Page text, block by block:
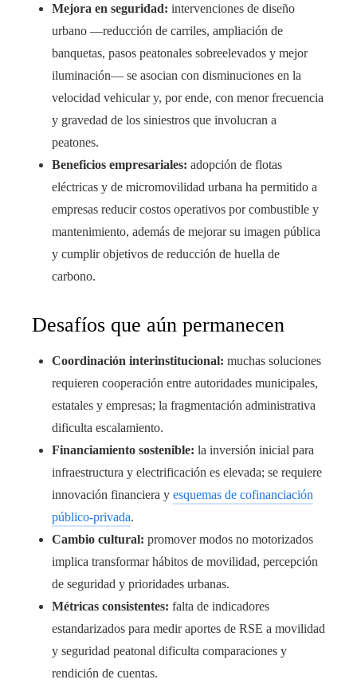
Mejora en seguridad: intervenciones de diseño
urbano —reducción de carriles, ampliación de
banquetas, pasos peatonales sobreelevados y mejor
iluminación— se asocian con disminuciones en la
velocidad vehicular y, por ende, con menor frecuencia
y gravedad de los siniestros que involucran a
peatones.
Beneficios empresariales: adopción de flotas
eléctricas y de micromovilidad urbana ha permitido a
empresas reducir costos operativos por combustible y
mantenimiento, además de mejorar su imagen pública
y cumplir objetivos de reducción de huella de
carbono.
Desafíos que aún permanecen
Coordinación interinstitucional: muchas soluciones
requieren cooperación entre autoridades municipales,
estatales y empresas; la fragmentación administrativa
dificulta escalamiento.
Financiamiento sostenible: la inversión inicial para
infraestructura y electrificación es elevada; se requiere
innovación financiera y esquemas de cofinanciación
público-privada.
Cambio cultural: promover modos no motorizados
implica transformar hábitos de movilidad, percepción
de seguridad y prioridades urbanas.
Métricas consistentes: falta de indicadores
estandarizados para medir aportes de RSE a movilidad
y seguridad peatonal dificulta comparaciones y
rendición de cuentas.